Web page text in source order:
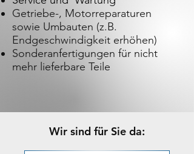
Getriebe-, Motorreparaturen
sowie Umbauten (z.B.
Endgeschwindigkeit erhöhen)
Sonderanfertigungen für nicht
mehr lieferbare Teile
Wir sind für Sie da: